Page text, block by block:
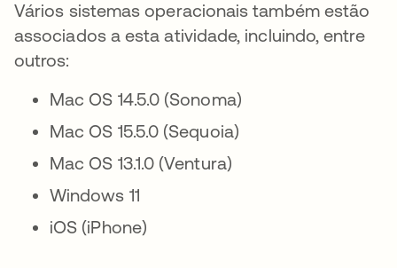
Vários sistemas operacionais também estão
associados a esta atividade, incluindo, entre
outros:
Mac OS 14.5.0 (Sonoma)
Mac OS 15.5.0 (Sequoia)
Mac OS 13.1.0 (Ventura)
Windows 11
iOS (iPhone)